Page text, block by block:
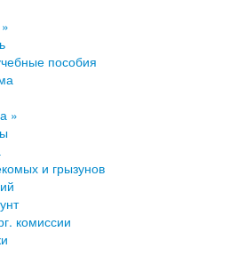
пособия
»
и грызунов
комиссии